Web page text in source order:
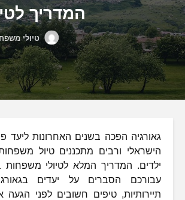
המדריך
טיולי
גאורגיה הפכה בשנים האחרונות ליעד
הישראלי ורבים מתכננים טיול
ילדים. המדריך המלא לטיולי משפחות
עבורכם הסברים על יעדים
תיירותיות, טיפים חשובים לפני הגעה